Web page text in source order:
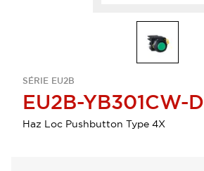
SÉRIE EU2B
EU2B-YB301CW-D
Haz Loc Pushbutton Type 4X